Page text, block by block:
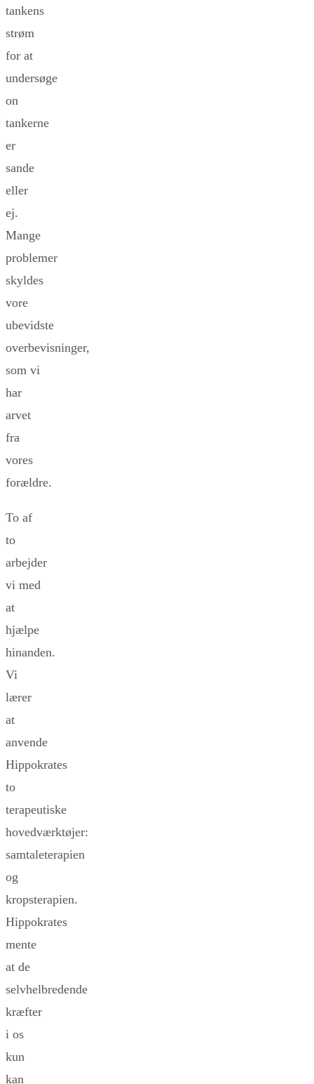
tankens
strøm
for at
undersøge
on
tankerne
er
sande
eller
ej.
Mange
problemer
skyldes
vore
ubevidste
overbevisninger,
som vi
har
arvet
fra
vores
forældre.
To af
to
arbejder
vi med
at
hjælpe
hinanden.
Vi
lærer
at
anvende
Hippokrates
to
terapeutiske
hovedværktøjer:
samtaleterapien
og
kropsterapien.
Hippokrates
mente
at de
selvhelbredende
kræfter
i os
kun
kan